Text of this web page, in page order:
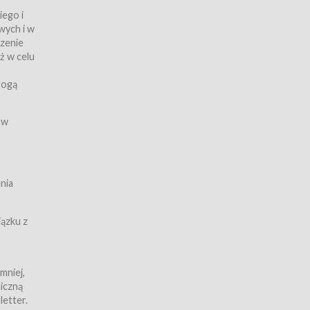
z
i
i w
w celu
z